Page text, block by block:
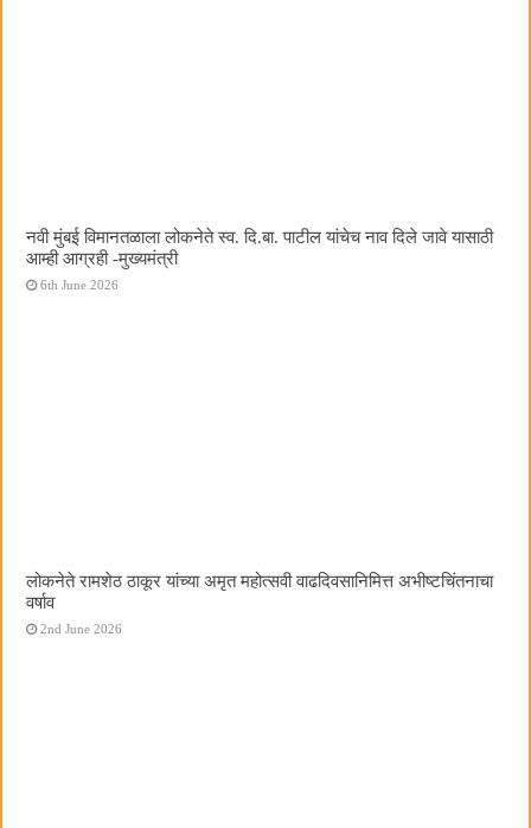
नवी मुंबई विमानतळाला लोकनेते स्व. दि.बा. पाटील यांचेच नाव दिले जावे यासाठी
आम्ही आग्रही -मुख्यमंत्री
6th June 2026
लोकनेते रामशेठ ठाकूर यांच्या अमृत महोत्सवी वाढदिवसानिमित्त अभीष्टचिंतनाचा
वर्षाव
2nd June 2026